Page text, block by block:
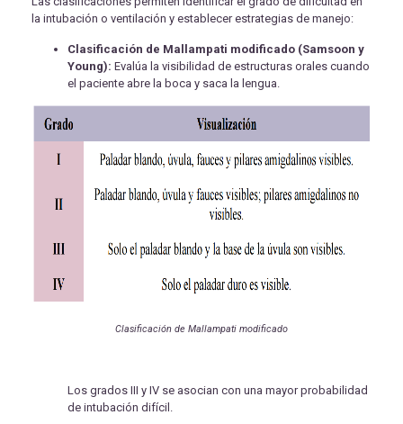
la intubación o ventilación y establecer estrategias de manejo:
Clasificación de Mallampati modificado (Samsoon y
Young): Evalúa la visibilidad de estructuras orales cuando
el paciente abre la boca y saca la lengua.
Clasificación de Mallampati modificado
Los grados III y IV se asocian con una mayor probabilidad
de intubación difícil.